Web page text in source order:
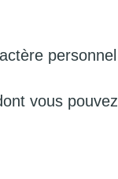
personnel
vous pouvez